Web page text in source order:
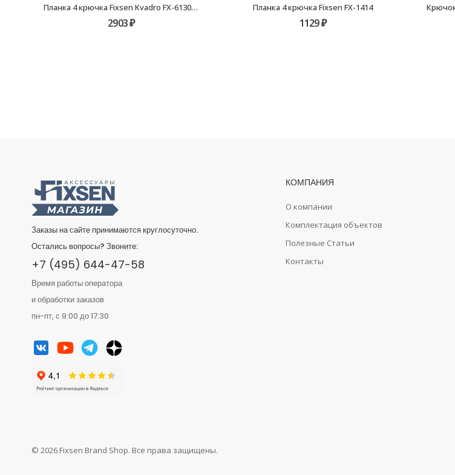
Планка 4 крючка Fixsen Kvadro FX-61305В-4
2903₽
Планка 4 крючка Fixsen FX-1414
1129₽
Заказы на сайте принимаются круглосуточно.
Остались вопросы? Звоните:
+7 (495) 644-47-58
Время работы оператора
и обработки заказов
пн-пт, с 9:00 до 17:30
КОМПАНИЯ
О компании
Комплектация объектов
Полезные Статьи
Контакты
© 2026 Fixsen Brand Shop. Все права защищены.